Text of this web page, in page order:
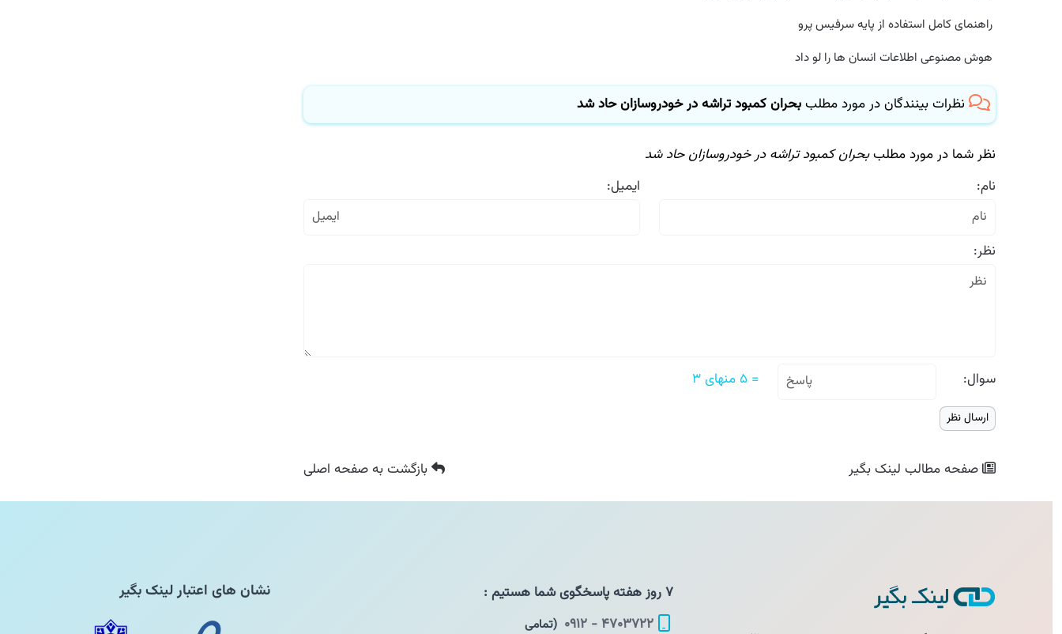
راهنمای کامل استفاده از پایه سرفیس پرو
هوش مصنوعی اطلاعات انسان ها را لو داد
نظرات بینندگان در مورد مطلببحران كمبود تراشه در خودروسازان حاد شد
نظر شما در مورد مطلببحران كمبود تراشه در خودروسازان حاد شد
نام:
ایمیل:
نظر:
سوال: = ۵ منهای ۳
صفحه مطالبلینک بگیر بازگشتبه صفحه اصلی
۴۷۰۳۷۲۲ - ۰۹۱۲
(تمامی
نشان های اعتبار لینک بگیر